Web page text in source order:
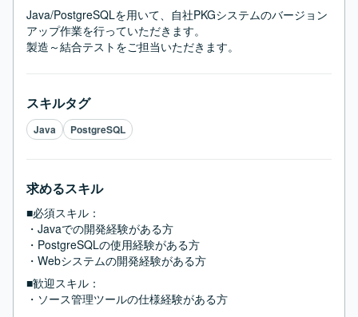
Java/PostgreSQLを用いて、自社PKGシステムのバージョン
アップ作業を行っていただきます。
製造～結合テストをご担当いただきます。
スキルタグ
Java PostgreSQL
求めるスキル
■必須スキル：
・Javaでの開発経験がある方
・PostgreSQLの使用経験がある方
・Webシステムの開発経験がある方
■歓迎スキル：
・ソース管理ツールの仕様経験がある方